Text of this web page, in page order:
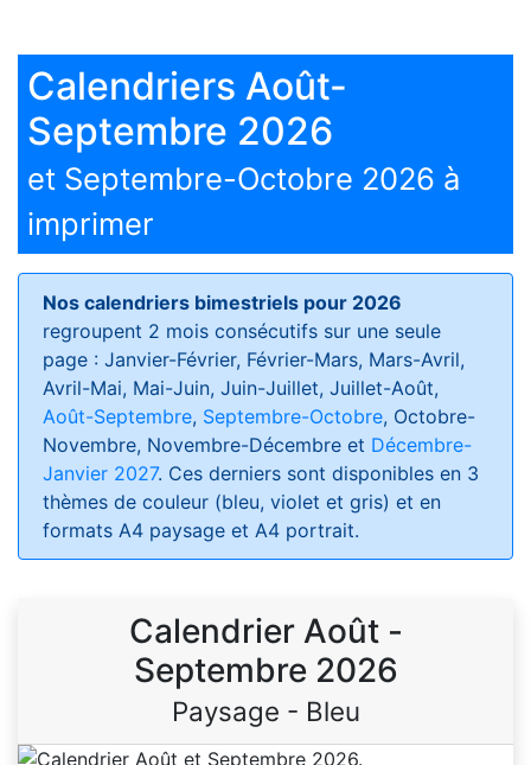
Calendriers Août-
Septembre 2026
et Septembre-Octobre 2026 à
imprimer
Nos calendriers bimestriels pour 2026
regroupent 2 mois consécutifs sur une seule
page : Janvier-Février, Février-Mars, Mars-Avril,
Avril-Mai, Mai-Juin, Juin-Juillet, Juillet-Août,
Août-Septembre, Septembre-Octobre, Octobre-
Novembre, Novembre-Décembre et Décembre-
Janvier 2027. Ces derniers sont disponibles en 3
thèmes de couleur (bleu, violet et gris) et en
formats A4 paysage et A4 portrait.
Calendrier Août -
Septembre 2026
Paysage - Bleu